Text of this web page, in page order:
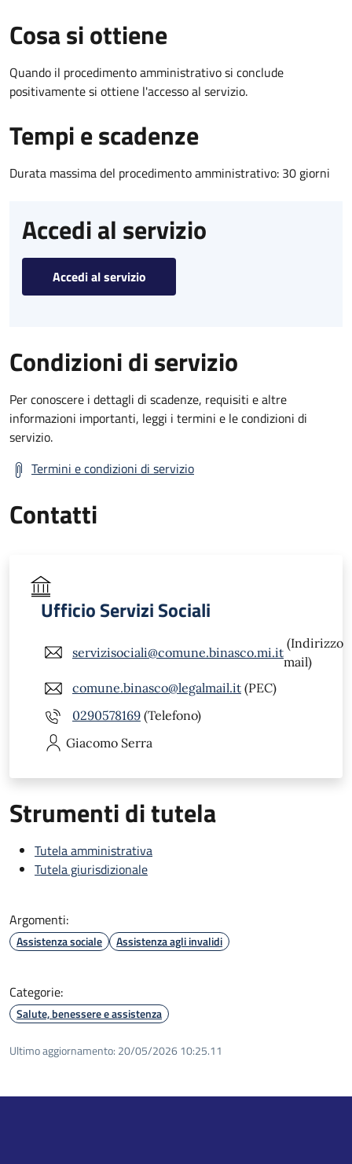
Cosa si ottiene
Quando il procedimento amministrativo si conclude
positivamente si ottiene l'accesso al servizio.
Tempi e scadenze
Durata massima del procedimento amministrativo: 30 giorni
Accedi al servizio
Accedi al servizio
Condizioni di servizio
Per conoscere i dettagli di scadenze, requisiti e altre
informazioni importanti, leggi i termini e le condizioni di
servizio.
Termini e condizioni di servizio
Contatti
Ufficio Servizi Sociali
servizisociali@comune.binasco.mi.it
(Indirizzo
mail)
comune.binasco@legalmail.it (PEC)
0290578169 (Telefono)
Giacomo Serra
Strumenti di tutela
Tutela amministrativa
Tutela giurisdizionale
Argomenti:
Assistenza sociale Assistenza agli invalidi
Categorie:
Salute, benessere e assistenza
Ultimo aggiornamento: 20/05/2026 10:25.11